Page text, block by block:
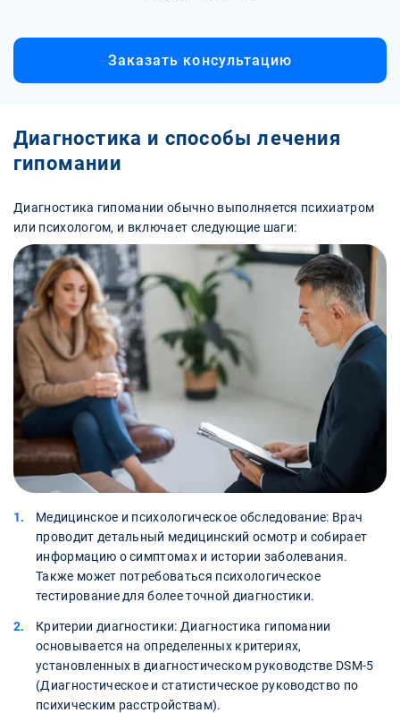
Заказать консультацию
Диагностика и способы лечения
гипомании
Диагностика гипомании обычно выполняется психиатром
или психологом, и включает следующие шаги:
Медицинское и психологическое обследование: Врач
проводит детальный медицинский осмотр и собирает
информацию о симптомах и истории заболевания.
Также может потребоваться психологическое
тестирование для более точной диагностики.
Критерии диагностики: Диагностика гипомании
основывается на определенных критериях,
установленных в диагностическом руководстве DSM-5
(Диагностическое и статистическое руководство по
психическим расстройствам).